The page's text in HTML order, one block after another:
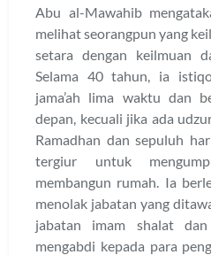
Abu al-Mawahib
melihat seorangpun yang
setara dengan keilmuan
Selama 40 tahun, ia
jama’ah lima waktu dan
depan, kecuali jika ada
Ramadhan dan sepuluh
tergiur untuk
membangun rumah. Ia
menolak jabatan yang
jabatan imam shalat
mengabdi kepada para